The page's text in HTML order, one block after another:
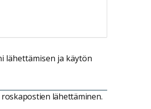
lähettämisen ja käytön
lähettäminen.